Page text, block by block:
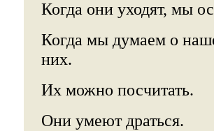
Когда они уходят, мы
Когда мы думаем о
них.
Их можно посчитать.
Они умеют драться.